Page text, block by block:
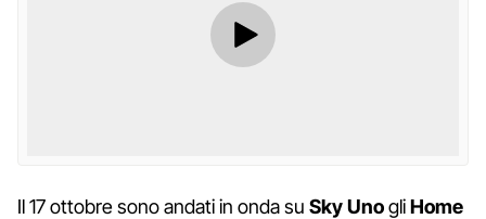
Il 17 ottobre sono andati in onda su Sky UnogliHome